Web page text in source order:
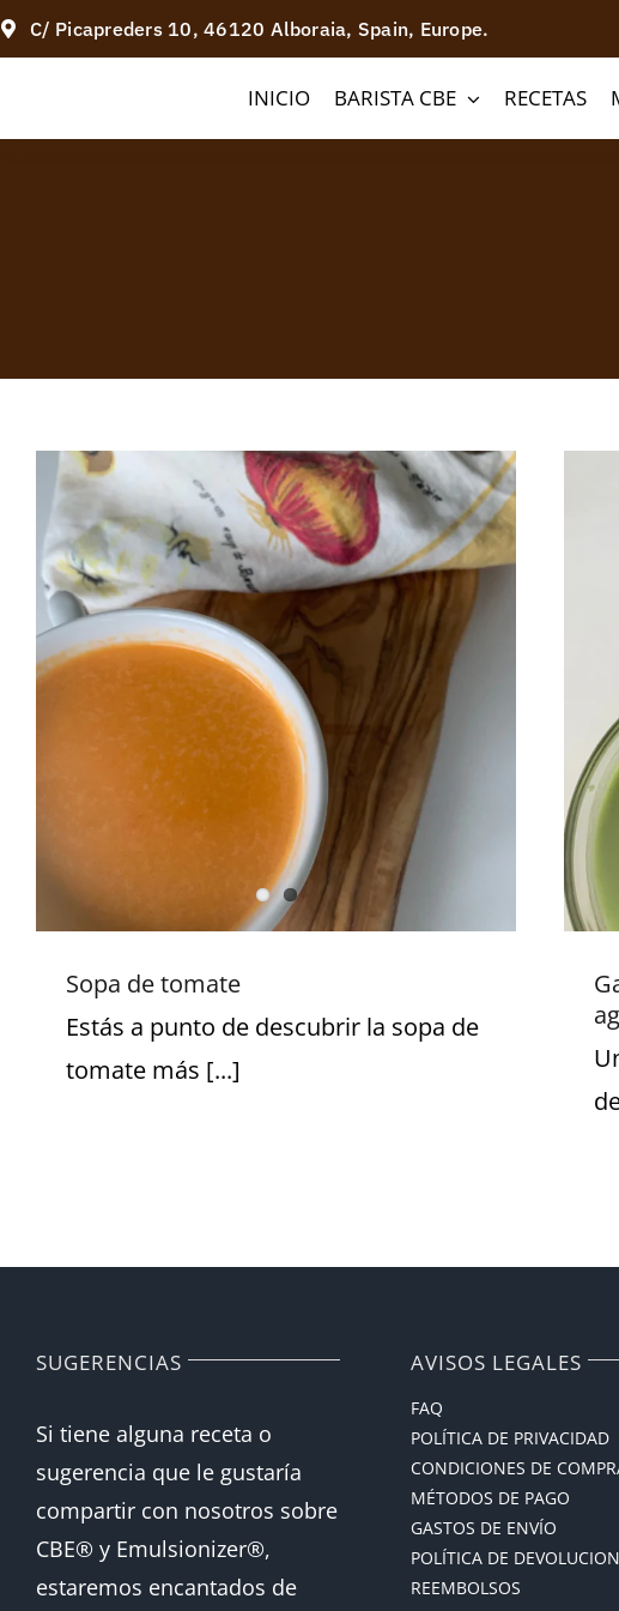
Saltar
al
C/ Picapreders 10, 46120 Alboraia, Spain, Europe.
INICIO BARISTA CBE RECETAS
Sopa de tomate
Sopa de tomate
Estás a punto de descubrir la sopa de
tomate más [...]
SUGERENCIAS
Si tiene alguna receta o
sugerencia que le gustaría
compartir con nosotros sobre
CBE® y Emulsionizer®,
estaremos encantados de
AVISOS LEGALES
FAQ
POLÍTICA DE PRIVACIDAD
CONDICIONES DE
MÉTODOS DE PAGO
GASTOS DE ENVÍO
POLÍTICA DE
REEMBOLSOS